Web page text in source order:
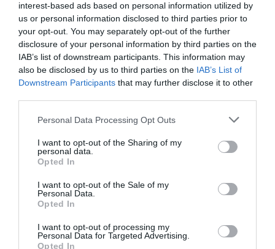
interest-based ads based on personal information utilized by
us or personal information disclosed to third parties prior to
your opt-out. You may separately opt-out of the further
disclosure of your personal information by third parties on the
IAB’s list of downstream participants. This information may
also be disclosed by us to third parties on the IAB’s List of
Downstream Participants that may further disclose it to other
Personal Data Processing Opt Outs
I want to opt-out of the Sharing of my
personal data.
Opted In
I want to opt-out of the Sale of my
Personal Data.
Opted In
I want to opt-out of processing my
Personal Data for Targeted Advertising.
Opted In
productions occidentales: le prix de revient et ,surtout,le prix
de vente…..de nombreuses compagnies dans de nombreux
pays pourraient se satisfaire de ces appareils si ,dans le bilan
financier global cout d’achat + coûts d’exploitation, le niveau
très bas du premier suffisait à plus que compenser le surcoût
du deuxième comparativement aux avions occidentaux…
Or toutes ventes faites sur ces appareils,ce sont des ventes
eux mêmes nécessaires aux nouvelles études et au
certaines compagnies captives de leurs autorités d’Etat
n’auront pas de choix du tout à faire et devront s’équiper en
appareils chinois…Ce peut être au total plusieurs centaines
carnets de vente de A&B….